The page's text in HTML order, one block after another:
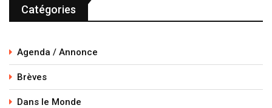
Catégories
Agenda / Annonce
Brèves
Dans le Monde